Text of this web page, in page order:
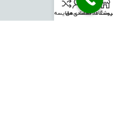
خدمات مشتریان
علاقه‌مندی‌ها
حساب منمقايسه